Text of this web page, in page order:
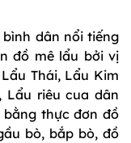
dân nổi tiếng
đồ mê lẩu bởi vị
Thái, Lẩu Kim
Lẩu riêu cua dân
thực đơn đồ
bò, bắp bò, đồ